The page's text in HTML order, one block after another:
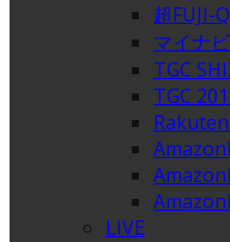
超FUJI-
マイナ
TGC
TGC
LIVE